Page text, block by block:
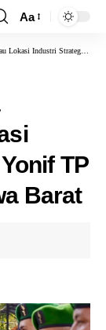
Aa
Yonif TP 938/Pancasona di Jawa Barat
TP
Barat